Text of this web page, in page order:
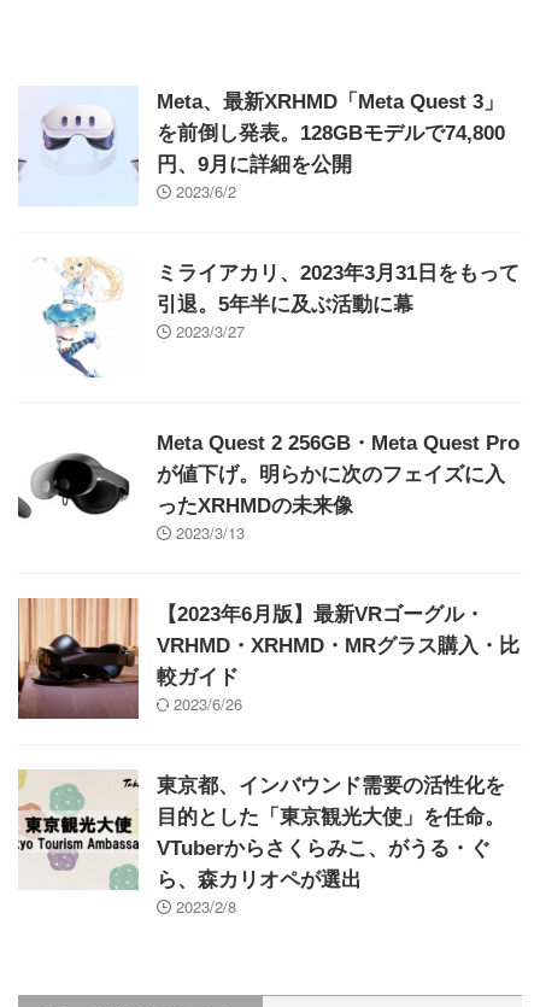
Meta、最新XRHMD「Meta Quest 3」
を前倒し発表。128GBモデルで74,800
円、9月に詳細を公開
2023/6/2
ミライアカリ、2023年3月31日をもって
引退。5年半に及ぶ活動に幕
2023/3/27
Meta Quest 2 256GB・Meta Quest Pro
が値下げ。明らかに次のフェイズに入
ったXRHMDの未来像
2023/3/13
【2023年6月版】最新VRゴーグル・
VRHMD・XRHMD・MRグラス購入・比
較ガイド
2023/6/26
東京都、インバウンド需要の活性化を
目的とした「東京観光大使」を任命。
VTuberからさくらみこ、がうる・ぐ
ら、森カリオペが選出
2023/2/8